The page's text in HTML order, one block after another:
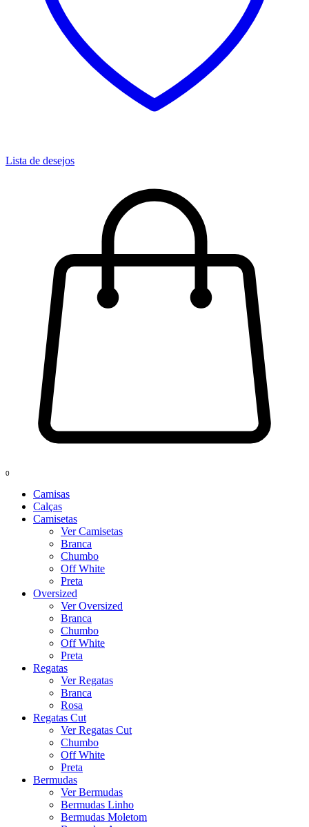
Lista de desejos
0
Camisas
Calças
Camisetas
Ver Camisetas
Branca
Chumbo
Off White
Preta
Oversized
Ver Oversized
Branca
Chumbo
Off White
Preta
Regatas
Ver Regatas
Branca
Rosa
Regatas Cut
Ver Regatas Cut
Chumbo
Off White
Preta
Bermudas
Ver Bermudas
Bermudas Linho
Bermudas Moletom